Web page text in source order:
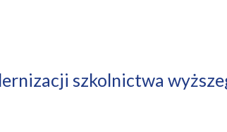
szkolnictwa